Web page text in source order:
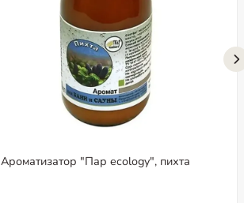
Ароматизатор "Пар ecology", пихта